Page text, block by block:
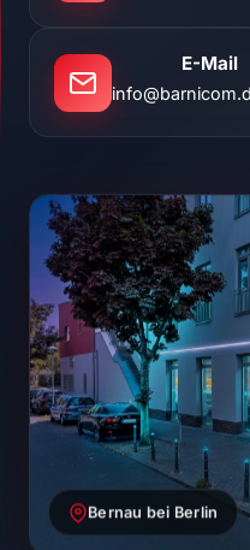
E-Mail
Bernau bei Berlin